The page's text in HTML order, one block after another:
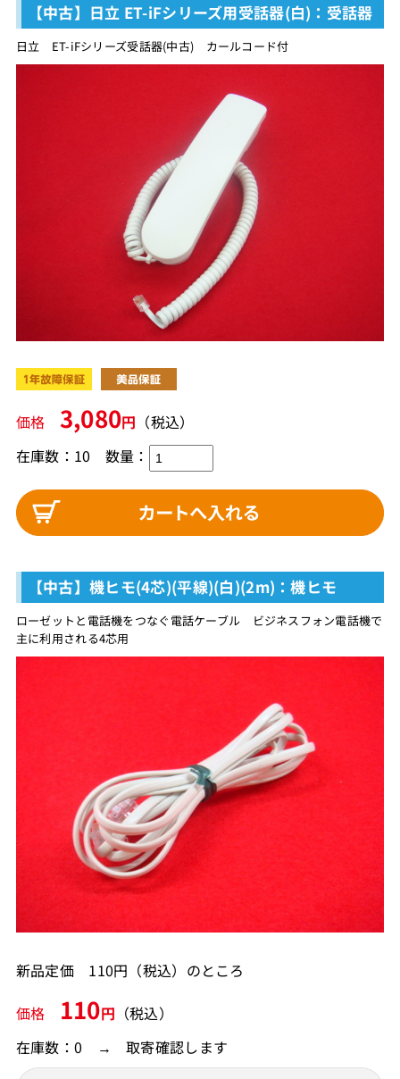
【中古】日立 ET-iFシリーズ用受話器(白)：受話器
日立 ET-iFシリーズ受話器(中古) カールコード付
価格 3,080円 （税込）
在庫数：10 数量：
【中古】機ヒモ(4芯)(平線)(白)(2m)：機ヒモ
ローゼットと電話機をつなぐ電話ケーブル ビジネスフォン電話機で
主に利用される4芯用
新品定価 110円（税込）のところ
価格 110円 （税込）
在庫数：0 → 取寄確認します